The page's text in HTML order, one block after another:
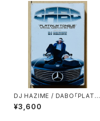
DJ HAZIME / DABO「PLATIN
UM TONGUE」SPECIAL SA
MPLER MIXTAPE
¥3,600